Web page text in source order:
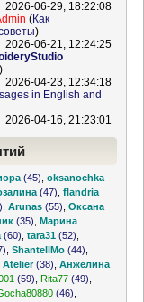
2026-06-29, 18:22:08
(Как
)
2026-06-21, 12:24:25
2026-04-23, 12:34:18
in English and
2026-04-16, 21:23:01
(45) ,oksanochka
(47) ,flandria
,Arunas (55) ,Оксана
(35) ,Марина
(60) ,tara31 (52)
,ShantellMo (44)
,Atelier(38) ,Анжелина
(59) Rita77 (49)
(46)